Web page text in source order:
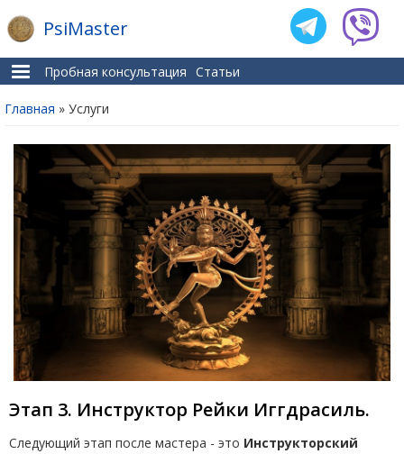
PsiMaster
Пробная консультация Статьи
Вы здесь
Главная » Услуги
Этап 3. Инструктор Рейки Иггдрасиль.
Следующий этап после мастера - это Инструкторский